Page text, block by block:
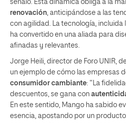
señaló. Esta dinámica obliga a la
renovación, anticipándose a las
con agilidad. La tecnología, incluida
ha convertido en una aliada para
afinadas y relevantes.
Jorge Heili, director de Foro UNIR,
un ejemplo de cómo las empresas
consumidor cambiante: “La
descuentos, se gana con
En este sentido, Mango ha sabido
esencia, apostando por un